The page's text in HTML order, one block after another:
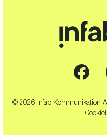
© 2026 Infab Kommunikation